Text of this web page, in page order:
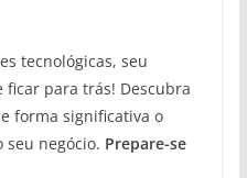
tecnológicas, seu
para trás! Descubra
forma significativa o
seu negócio. Prepare-se